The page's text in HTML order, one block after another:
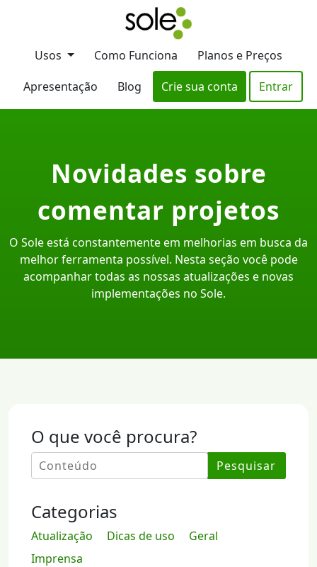
Usos Como Funciona
Planos e Preços
Apresentação
Blog Crie sua conta Entrar
Novidades sobre
comentar projetos
O Sole está constantemente em melhorias em busca da
melhor ferramenta possível. Nesta seção você pode
acompanhar todas as nossas atualizações e novas
implementações no Sole.
O que você procura?
Pesquisar
Categorias
Atualização Dicas de uso
Geral
Imprensa